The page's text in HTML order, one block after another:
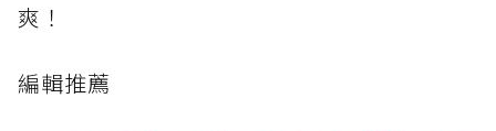
爽！
編輯推薦